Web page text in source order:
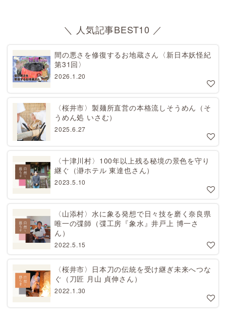
＼ 人気記事BEST10 ／
間の悪さを修復するお地蔵さん〈新日本妖怪紀
第31回〉
2026.1.20
〈桜井市〉製麺所直営の本格流しそうめん（そ
うめん処 いさむ）
2025.6.27
〈十津川村〉100年以上残る秘境の景色を守り
継ぐ（瀞ホテル 東達也さん）
2023.5.10
〈山添村〉水に象る発想で日々技を磨く奈良県
唯一の弽師（弽工房『象水』井戸上 博一さ
ん）
2022.5.15
〈桜井市〉日本刀の伝統を受け継ぎ未来へつな
ぐ（刀匠 月山 貞伸さん）
2022.1.30